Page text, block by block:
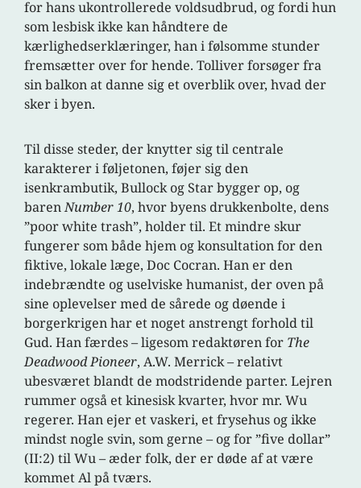
for hans ukontrollerede voldsudbrud, og fordi hun
som lesbisk ikke kan håndtere de
kærlighedserklæringer, han i følsomme stunder
fremsætter over for hende. Tolliver forsøger fra
sin balkon at danne sig et overblik over, hvad der
sker i byen.
Til disse steder, der knytter sig til centrale
karakterer i føljetonen, føjer sig den
isenkrambutik, Bullock og Star bygger op, og
barenNumber 10, hvor byens drukkenbolte, dens
”poor white trash”, holder til. Et mindre skur
fungerer som både hjem og konsultation for den
fiktive, lokale læge, Doc Cocran. Han er den
indebrændte og uselviske humanist, der oven på
sine oplevelser med de sårede og døende i
borgerkrigen har et noget anstrengt forhold til
Gud. Han færdes – ligesom redaktøren for The
Deadwood Pioneer, A.W. Merrick – relativt
ubesværet blandt de modstridende parter. Lejren
rummer også et kinesisk kvarter, hvor mr. Wu
regerer. Han ejer et vaskeri, et frysehus og ikke
mindst nogle svin, som gerne – og for ”five dollar”
(II:2) til Wu – æder folk, der er døde af at være
kommet Al på tværs.